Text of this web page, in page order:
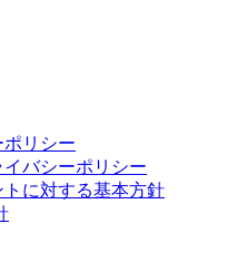
リシー
バシーポリシー
に対する基本方針